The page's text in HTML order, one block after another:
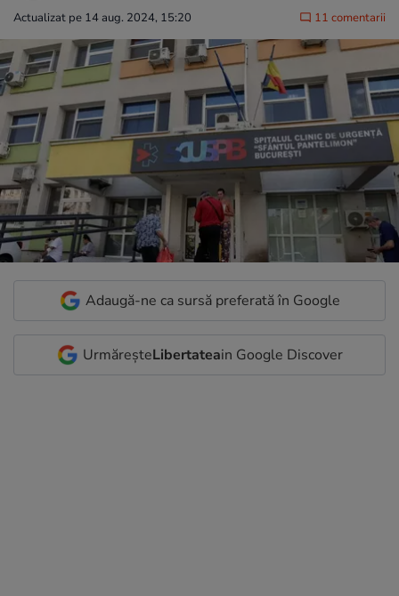
Actualizat pe 14 aug. 2024, 15:20 11 comentarii
Adaugă-ne ca sursă preferată în Google
UrmăreșteLibertateain Google Discover